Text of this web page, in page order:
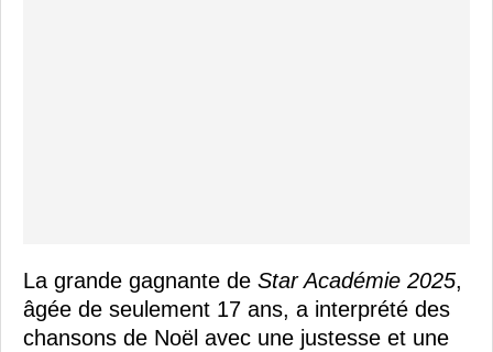
La grande gagnante de Star Académie 2025,
âgée de seulement 17 ans, a interprété des
chansons de Noël avec une justesse et une